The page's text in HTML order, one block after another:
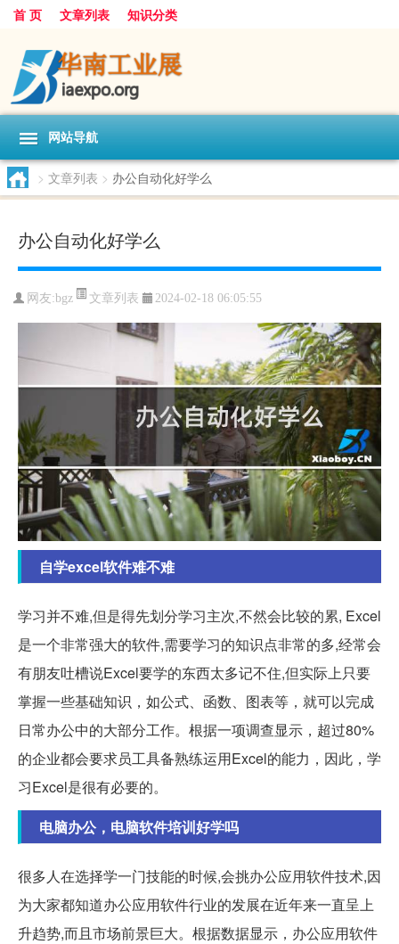
首 页 文章列表 知识分类
网站导航
> 文章列表 > 办公自动化好学么
办公自动化好学么
网友:bgz 文章列表 2024-02-18 06:05:55
自学excel软件难不难
学习并不难,但是得先划分学习主次,不然会比较的累, Excel
是一个非常强大的软件,需要学习的知识点非常的多,经常会
有朋友吐槽说Excel要学的东西太多记不住,但实际上只要
掌握一些基础知识，如公式、函数、图表等，就可以完成
日常办公中的大部分工作。根据一项调查显示，超过80%
的企业都会要求员工具备熟练运用Excel的能力，因此，学
习Excel是很有必要的。
电脑办公，电脑软件培训好学吗
很多人在选择学一门技能的时候,会挑办公应用软件技术,因
为大家都知道办公应用软件行业的发展在近年来一直呈上
升趋势,而且市场前景巨大。根据数据显示，办公应用软件